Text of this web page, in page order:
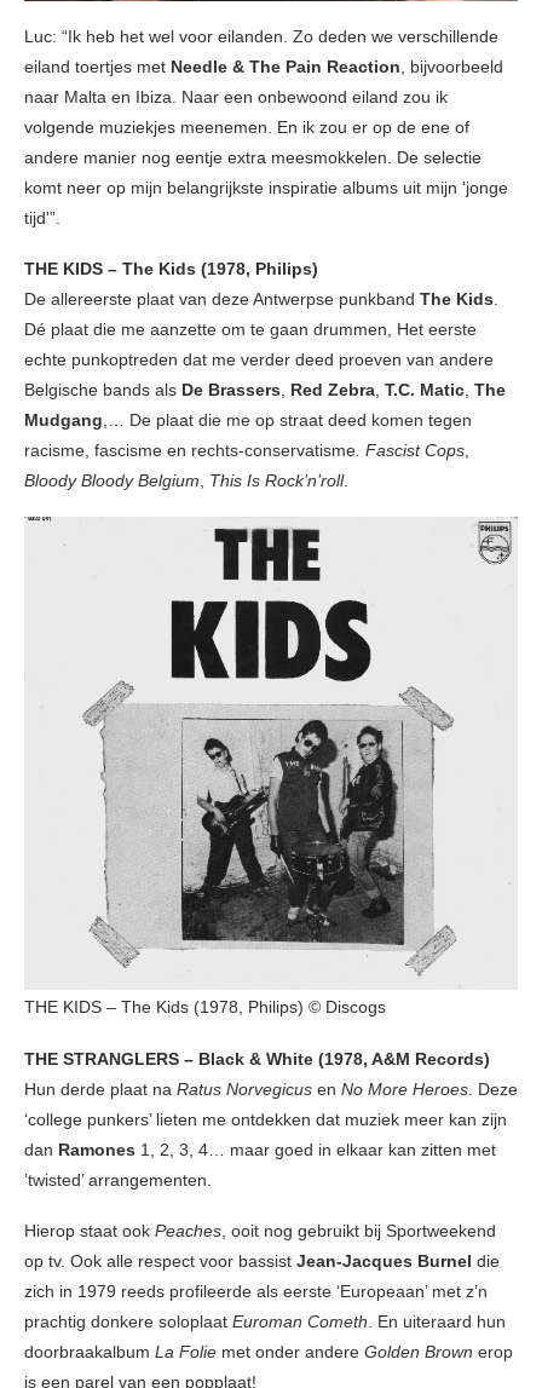
Luc: “Ik heb het wel voor eilanden. Zo deden we verschillende
eiland toertjes met Needle & The Pain Reaction , bijvoorbeeld
naar Malta en Ibiza. Naar een onbewoond eiland zou ik
volgende muziekjes meenemen. En ik zou er op de ene of
andere manier nog eentje extra meesmokkelen. De selectie
komt neer op mijn belangrijkste inspiratie albums uit mijn ‘jonge
tijd'”.
THE KIDS – The Kids (1978, Philips)
De allereerste plaat van deze Antwerpse punkband The Kids
Dé plaat die me aanzette om te gaan drummen, Het eerste
echte punkoptreden dat me verder deed proeven van andere
Belgische bands als De Brassers Red Zebra T.C. Matic The
Mudgang ,… De plaat die me op straat deed komen tegen
racisme, fascisme en rechts-conservatisme . Fascist Cops
Bloody Bloody Belgium
This Is Rock’n’roll.
THE KIDS – The Kids (1978, Philips) © Discogs
THE STRANGLERS – Black & White (1978, A&M Records)
Hun derde plaat na Ratus Norvegicus en No More Heroes. Deze
‘college punkers’ lieten me ontdekken dat muziek meer kan zijn
dan Ramones 1, 2, 3, 4… maar goed in elkaar kan zitten met
’twisted’ arrangementen.
Hierop staat ook Peaches, ooit nog gebruikt bij Sportweekend
op tv. Ook alle respect voor bassist Jean-Jacques Burnel die
zich in 1979 reeds profileerde als eerste ‘Europeaan’ met z’n
prachtig donkere soloplaat Euroman Cometh. En uiteraard hun
doorbraakalbum La Folie met onder andere Golden Brown erop
is een parel van een popplaat!